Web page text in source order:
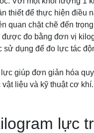
thiết để thực hiện điều
quan chặt chẽ đến
đo bằng đơn vị
dụng để đo lực tác
giúp đơn giản hóa
liệu và kỹ thuật cơ khí.
lực